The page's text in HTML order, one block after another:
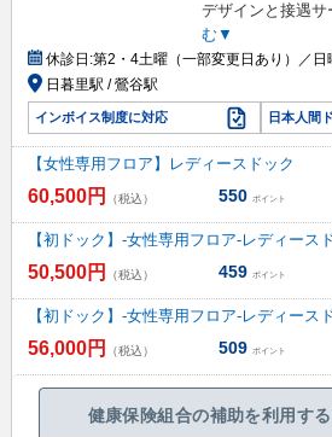
デザインと接遇サ
む▼
休診日:第2・4土曜（一部変更日あり）／日
日暮里駅 / 鶯谷駅
インボイス制度に対応 日本人間
【女性専用フロア】レディースドック
60,500円 （税込） 550 ポイント
【初ドック】-女性専用フロア-レディース
50,500円 （税込） 459 ポイント
【初ドック】-女性専用フロア-レディース
56,000円 （税込） 509 ポイント
健康保険組合の補助を利用す